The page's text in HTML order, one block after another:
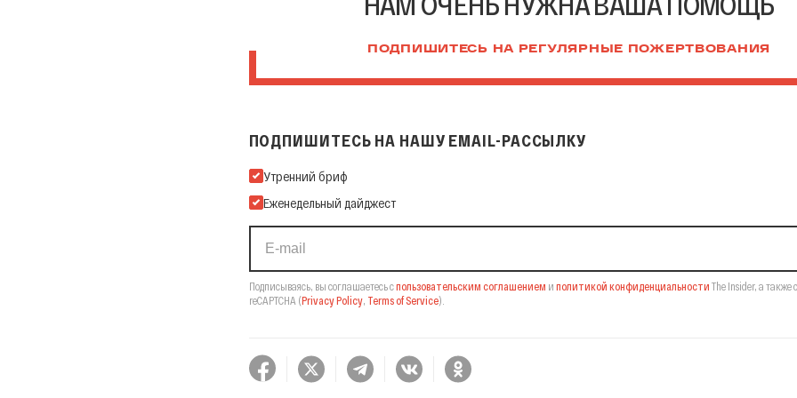
ПОДПИШИТЕСЬ НА РЕГУЛЯРНЫЕ ПОЖЕРТВОВАНИЯ
ПОДПИШИТЕСЬ НА НАШУ EMAIL-РАССЫЛКУ
Подпишитесь на нашу Email-рассылку
Утренний бриф
Еженедельный дайджест
Подписываясь, вы соглашаетесь спользовательским соглашением и политикой конфиденциальности The Insider, а также
reCAPTCHA (Privacy Policy, Terms of Service).